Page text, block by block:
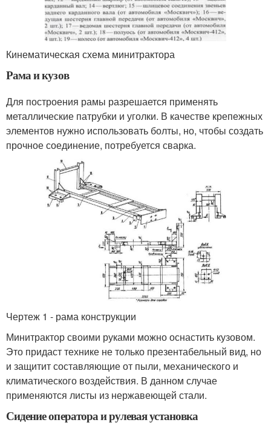
Кинематическая схема минитрактора
Рама и кузов
Для построения рамы разрешается применять
металлические патрубки и уголки. В качестве крепежных
элементов нужно использовать болты, но, чтобы создать
прочное соединение, потребуется сварка.
Чертеж 1 - рама конструкции
Минитрактор своими руками можно оснастить кузовом.
Это придаст технике не только презентабельный вид, но
и защитит составляющие от пыли, механического и
климатического воздействия. В данном случае
применяются листы из нержавеющей стали.
Сидение оператора и рулевая установка